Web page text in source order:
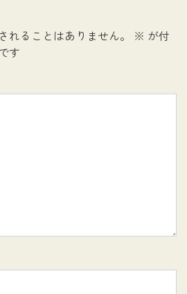
れることはありません。 ※ が付
す